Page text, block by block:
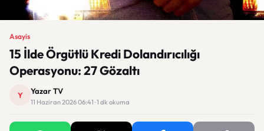
Asayis
15 İlde Örgütlü Kredi Dolandırıcılığı
Operasyonu: 27 Gözaltı
Y Yazar TV
11 Haziran 2026 06:41 · 1 dk okuma